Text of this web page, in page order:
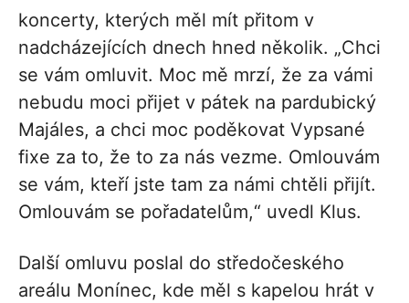
koncerty, kterých měl mít přitom v
nadcházejících dnech hned několik. „Chci
se vám omluvit. Moc mě mrzí, že za vámi
nebudu moci přijet v pátek na pardubický
Majáles, a chci moc poděkovat Vypsané
fixe za to, že to za nás vezme. Omlouvám
se vám, kteří jste tam za námi chtěli přijít.
Omlouvám se pořadatelům,“ uvedl Klus.
Další omluvu poslal do středočeského
areálu Monínec, kde měl s kapelou hrát v